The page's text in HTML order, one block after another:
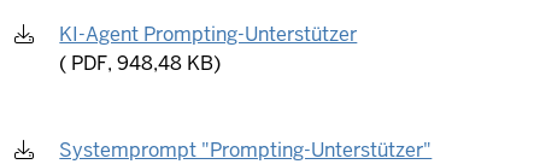
KI-Agent Prompting-Unterstützer
( PDF, 948,48 KB)
Systemprompt "Prompting-Unterstützer"